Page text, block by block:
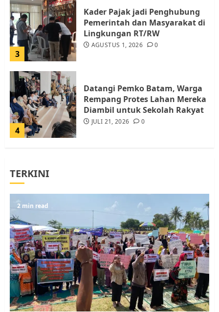
3
Kader Pajak jadi Penghubung
Pemerintah dan Masyarakat di
Lingkungan RT/RW
AGUSTUS 1, 2026 0
4
Datangi Pemko Batam, Warga
Rempang Protes Lahan Mereka
Diambil untuk Sekolah Rakyat
JULI 21, 2026 0
5
Resahkan Warga
JULI 17, 2026 0
1
Warga Pulau Rempang Serukan
Dukungan untuk Walhi Riau
dan LBH Pekanbaru
AGUSTUS 9, 2026 0
TERKINI
2 min read